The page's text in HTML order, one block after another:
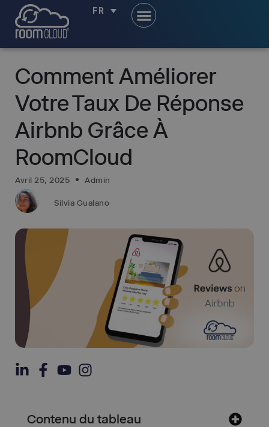
FR
Comment Améliorer
Votre Taux De Réponse
Airbnb Grâce À
RoomCloud
Avril 25, 2025 Admin
Silvia Gualano
Contenu du tableau